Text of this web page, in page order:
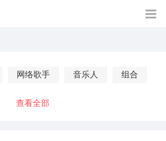
网络歌手 音乐人 组合
查看全部